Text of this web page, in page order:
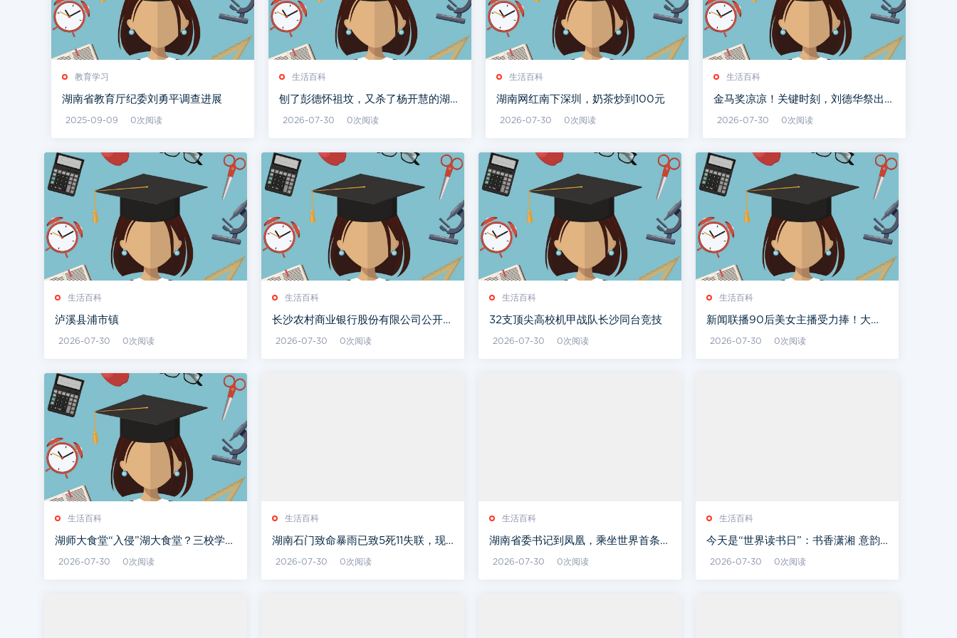
教育学习
湖南省教育厅纪委刘勇平调查进展
2025-09-09 0次阅读
生活百科
刨了彭德怀祖坟，又杀了杨开慧的湖南
军阀何健，最终结局如何？
2026-07-30 0次阅读
生活百科
湖南网红南下深圳，奶茶炒到100元
2026-07-30 0次阅读
生活百科
金马奖凉凉！关键时刻，刘德华祭出狠
招，不愧是我偶像
2026-07-30 0次阅读
生活百科
泸溪县浦市镇
2026-07-30 0次阅读
生活百科
长沙农村商业银行股份有限公司公开招
2026-07-30 0次阅读
生活百科
32支顶尖高校机甲战队长沙同台竞技
2026-07-30 0次阅读
生活百科
新闻联播90后美女主播受力捧！大量
生活照曝光，清纯撞脸刘亦菲
2026-07-30 0次阅读
生活百科
湖师大食堂“入侵”湖大食堂？三校学子
实现“舌尖上的互通”
2026-07-30 0次阅读
生活百科
湖南石门致命暴雨已致5死11失联，现
场曝光：滚滚洪水漫过二楼
2026-07-30 0次阅读
生活百科
湖南省委书记到凤凰，乘坐世界首条磁
2026-07-30 0次阅读
生活百科
今天是“世界读书日”：书香潇湘 意韵
2026-07-30 0次阅读